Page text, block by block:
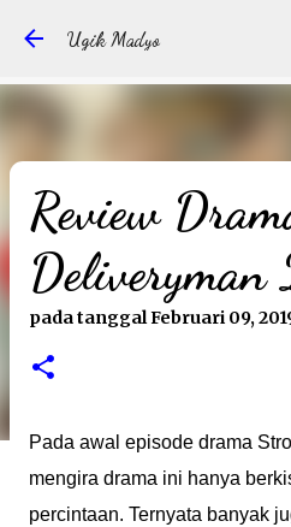
Langsung ke
Ugik Madyo
Review
pada tanggalFebruari 09,
Pada awal episode drama
mengira drama ini hanya
percintaan. Ternyata banyak